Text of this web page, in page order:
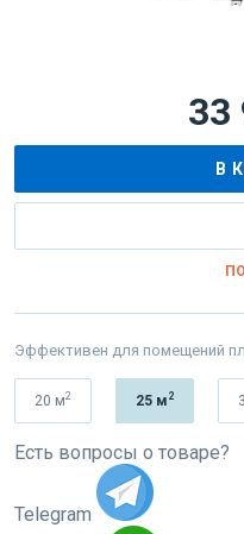
33
В
Эффективен для помещений
20 м2 25 м 2
Есть вопросы о товаре?
Telegram